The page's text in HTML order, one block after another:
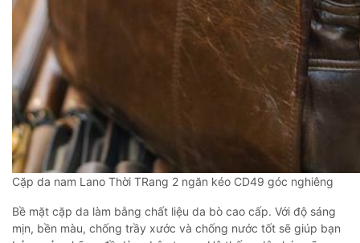
Cặp da nam Lano Thời TRang 2 ngăn kéo CD49 góc nghiêng
Bề mặt cặp da làm bằng chất liệu da bò cao cấp. Với độ sáng
mịn, bền màu, chống trầy xước và chống nước tốt sẽ giúp bạn